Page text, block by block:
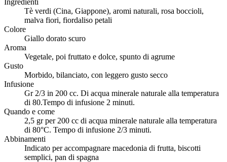
Tè verdi (Cina, Giappone), aromi naturali, rosa boccioli,
malva fiori, fiordaliso petali
Colore
Giallo dorato scuro
Aroma
Vegetale, poi fruttato e dolce, spunto di agrume
Gusto
Morbido, bilanciato, con leggero gusto secco
Infusione
Gr 2/3 in 200 cc. Di acqua minerale naturale alla temperatura
di 80.Tempo di infusione 2 minuti.
Quando e come
2,5 gr per 200 cc di acqua minerale naturale alla temperatura
di 80°C. Tempo di infusione 2/3 minuti.
Abbinamenti
Indicato per accompagnare macedonia di frutta, biscotti
semplici, pan di spagna